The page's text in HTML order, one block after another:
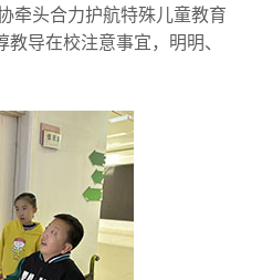
牵头合力护航特殊儿童教育
导在校注意事宜，明明、